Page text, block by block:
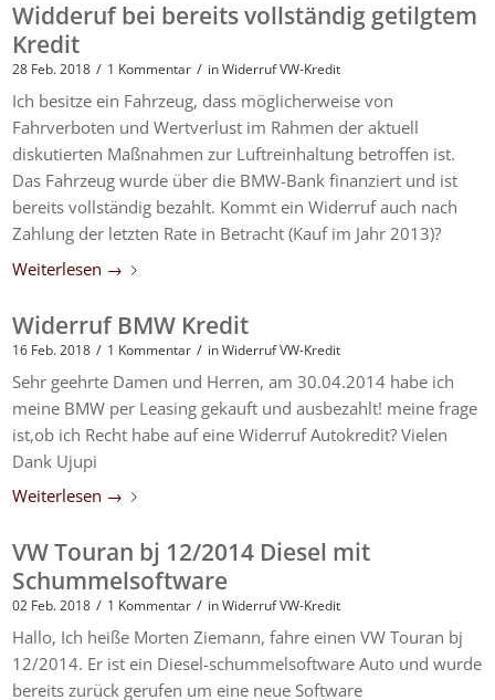
Widderuf bei bereits vollständig getilgtem
Kredit
28 Feb. 2018 / 1 Kommentar / inWiderruf VW-Kredit
Ich besitze ein Fahrzeug, dass möglicherweise von
Fahrverboten und Wertverlust im Rahmen der aktuell
diskutierten Maßnahmen zur Luftreinhaltung betroffen ist.
Das Fahrzeug wurde über die BMW-Bank finanziert und ist
bereits vollständig bezahlt. Kommt ein Widerruf auch nach
Zahlung der letzten Rate in Betracht (Kauf im Jahr 2013)?
Weiterlesen →
Widerruf BMW Kredit
16 Feb. 2018 / 1 Kommentar / inWiderruf VW-Kredit
Sehr geehrte Damen und Herren, am 30.04.2014 habe ich
meine BMW per Leasing gekauft und ausbezahlt! meine frage
ist,ob ich Recht habe auf eine Widerruf Autokredit? Vielen
Dank Ujupi
Weiterlesen →
VW Touran bj 12/2014 Diesel mit
Schummelsoftware
02 Feb. 2018 / 1 Kommentar / inWiderruf VW-Kredit
Hallo, Ich heiße Morten Ziemann, fahre einen VW Touran bj
12/2014. Er ist ein Diesel-schummelsoftware Auto und wurde
bereits zurück gerufen um eine neue Software